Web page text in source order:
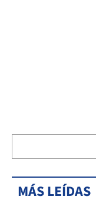
MÁS LEÍDAS